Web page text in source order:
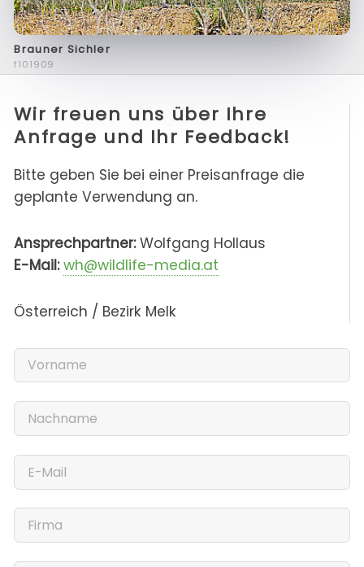
Brauner Sichler
f101909
Wir freuen uns über Ihre
Anfrage und Ihr Feedback!
Bitte geben Sie bei einer Preisanfrage die
geplante Verwendung an.
Ansprechpartner:Wolfgang Hollaus
E-Mail: wh@wildlife-media.at
Österreich / Bezirk Melk